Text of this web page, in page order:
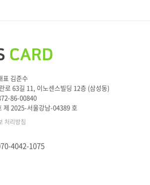
표 김준수
로 63길 11, 이노센스빌딩 12층 (삼성동)
86-00840
제 2025-서울강남-04389 호
처리방침
4042-1075